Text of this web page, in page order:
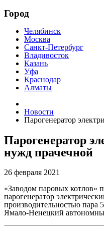
Город
Челябинск
Москва
Санкт-Петербург
Владивосток
Казань
Уфа
Краснодар
Алматы
Новости
Парогенератор
Парогенератор
нужд прачечной
26 февраля 2021
«Заводом паровых котлов»
парогенератор
производительностью пара
Ямало-Ненецкий